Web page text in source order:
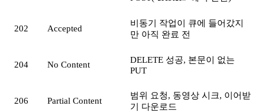
202 Accepted
비동기 작업이 큐에 들어갔지
만 아직 완료 전
204 No Content
DELETE 성공, 본문이 없는
PUT
206 Partial Content
범위 요청, 동영상 시크, 이어받
기 다운로드